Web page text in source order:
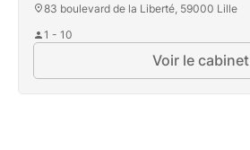
83 boulevard de la Liberté, 59000 Lille
1 - 10
Voir le cabinet